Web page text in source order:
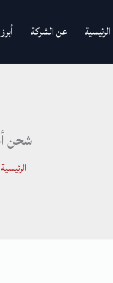
الرئيسية عن الشركة
شحن
الرئيسية